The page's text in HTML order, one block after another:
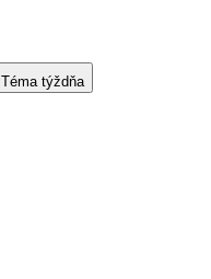
Téma týždňa